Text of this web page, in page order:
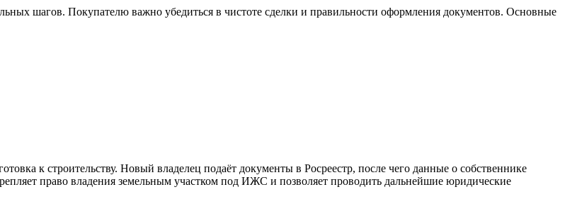
шагов. Покупателю важно убедиться в чистоте сделки и правильности оформления документов. Основные
к строительству. Новый владелец подаёт документы в Росреестр, после чего данные о собственнике
право владения земельным участком под ИЖС и позволяет проводить дальнейшие юридические